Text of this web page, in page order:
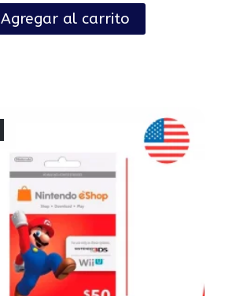
Agregar al carrito